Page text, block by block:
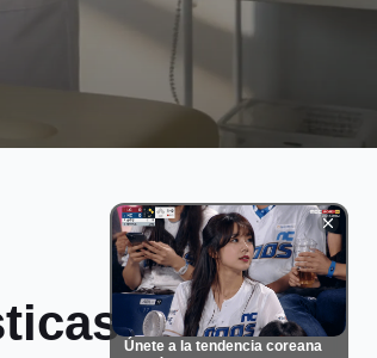
Únete a la tendencia coreana